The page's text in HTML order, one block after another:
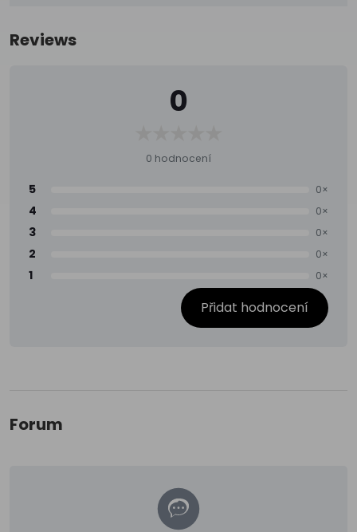
Reviews
0
0 hodnocení
5 0×
4 0×
3 0×
2 0×
1 0×
Přidat hodnocení
Forum